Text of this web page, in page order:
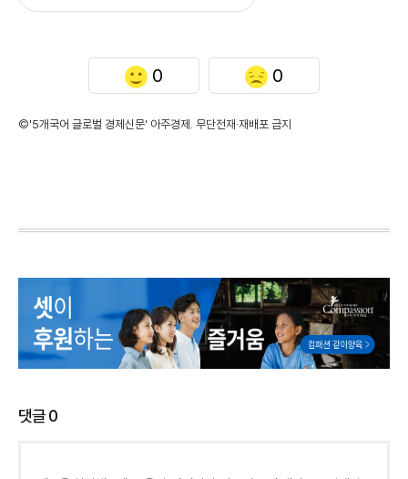
0 0
©'5개국어 글로벌 경제신문' 아주경제. 무단전재·재배포 금지
댓글0